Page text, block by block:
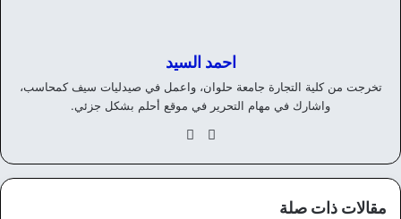
احمد السيد
تخرجت من كلية التجارة جامعة حلوان، واعمل في صيدليات سيف كمحاسب،
واشارك في مهام التحرير في موقع أحلم بشكل جزئي.
موق
الويوك
مقالات ذات صلة